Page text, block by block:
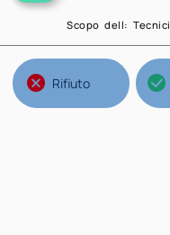
Scopo dell:Tecnici
Rifiuto